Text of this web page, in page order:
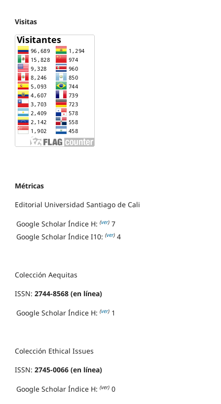
Visitas
Métricas
Editorial Universidad Santiago de Cali
Google Scholar Índice H: (ver) 7
Google Scholar Índice I10: (ver) 4
Colección Aequitas
ISSN: 2744-8568 (en línea)
Google Scholar Índice H: (ver) 1
Colección Ethical Issues
ISSN: 2745-0066 (en línea)
Google Scholar Índice H: (ver) 0